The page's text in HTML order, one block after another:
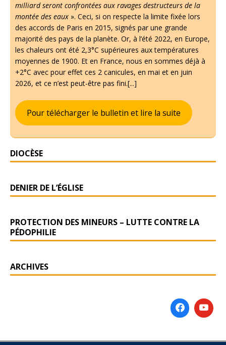
milliard seront confrontées aux ravages destructeurs de la
montée des eaux ». Ceci, si on respecte la limite fixée lors
des accords de Paris en 2015, signés par une grande
majorité des pays de la planète. Or, à l’été 2022, en Europe,
les chaleurs ont été 2,3°C supérieures aux températures
moyennes de 1900. Et en France, nous en sommes déjà à
+2°C avec pour effet ces 2 canicules, en mai et en juin
2026, et ce n’est peut-être pas fini.[...]
Pour télécharger le bulletin et lire la suite
DIOCÈSE
DENIER DE L’ÉGLISE
PROTECTION DES MINEURS – LUTTE CONTRE LA
PÉDOPHILIE
ARCHIVES